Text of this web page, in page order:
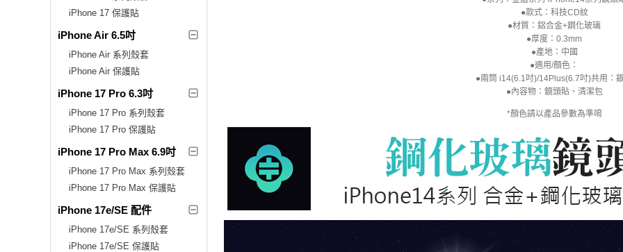
iPhone 17 保護貼
iPhone Air 6.5吋
iPhone Air 系列殼套
iPhone Air 保護貼
iPhone 17 Pro 6.3吋
iPhone 17 Pro 系列殼套
iPhone 17 Pro 保護貼
iPhone 17 Pro Max 6.9吋
iPhone 17 Pro Max 系列殼套
iPhone 17 Pro Max 保護貼
iPhone 17e/SE 配件
iPhone 17e/SE 系列殼套
iPhone 17e/SE 保護貼
●款式：科技CD紋
●材質：鋁合金+鋼化玻璃
●厚度：0.3mm
●產地：中國
●適用/顏色：
●兩筒 i14(6.1吋)/14Plus(6.7吋)共用：
●內容物：鏡頭貼、清潔包
*顏色請以產品參數為準唷